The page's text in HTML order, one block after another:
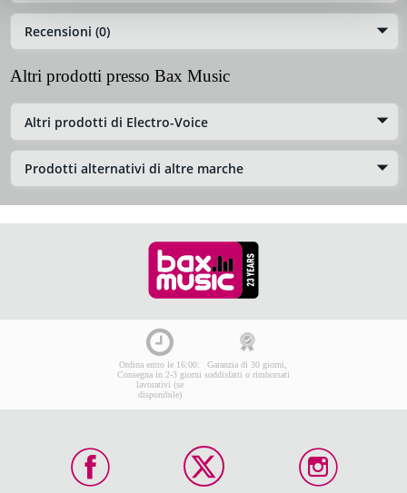
Recensioni (0)
Altri prodotti presso Bax Music
Altri prodotti di Electro-Voice
Prodotti alternativi di altre marche
Ordina entro le 16:00:
Consegna in 2-3 giorni
lavorativi (se
disponibile)
Garanzia di 30 giorni,
soddisfatti o rimborsati